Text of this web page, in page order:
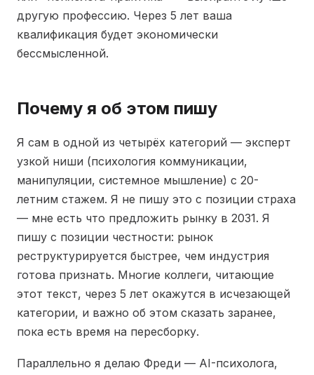
другую профессию. Через 5 лет ваша
квалификация будет экономически
бессмысленной.
Почему я об этом пишу
Я сам в одной из четырёх категорий — эксперт
узкой ниши (психология коммуникации,
манипуляции, системное мышление) с 20-
летним стажем. Я не пишу это с позиции страха
— мне есть что предложить рынку в 2031. Я
пишу с позиции честности: рынок
реструктурируется быстрее, чем индустрия
готова признать. Многие коллеги, читающие
этот текст, через 5 лет окажутся в исчезающей
категории, и важно об этом сказать заранее,
пока есть время на пересборку.
Параллельно я делаю Фреди — AI-психолога,